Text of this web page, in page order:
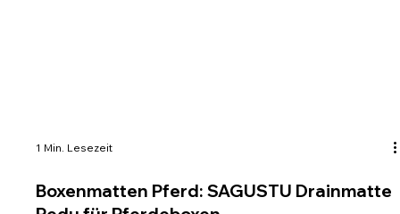
1 Min. Lesezeit